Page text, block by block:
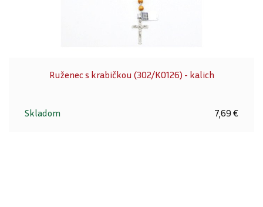
Ruženec s krabičkou (302/K0126) - kalich
Skladom 7,69 €